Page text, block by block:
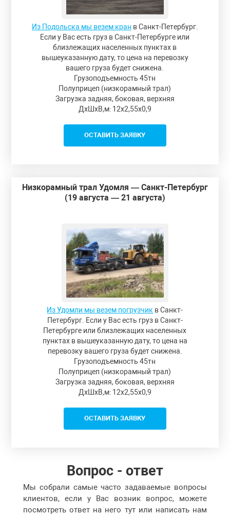
Из Подольска мы везем кран в Санкт-Петербург.
Если у Вас есть груз в Санкт-Петербурге или
близлежащих населенных пунктах в
вышеуказанную дату, то цена на перевозку
вашего груза будет снижена.
Грузоподъемность 45тн
Полуприцеп (низкорамный трал)
Загрузка задняя, боковая, верхняя
ДxШxВ,м: 12x2,55x0,9
ОСТАВИТЬ ЗАЯВКУ
Низкорамный трал Удомля — Санкт-Петербург
(19 августа — 21 августа)
Из Удомли мы везем погрузчик в Санкт-
Петербург. Если у Вас есть груз в Санкт-
Петербурге или близлежащих населенных
пунктах в вышеуказанную дату, то цена на
перевозку вашего груза будет снижена.
Грузоподъемность 45тн
Полуприцеп (низкорамный трал)
Загрузка задняя, боковая, верхняя
ДxШxВ,м: 12x2,55x0,9
ОСТАВИТЬ ЗАЯВКУ
Вопрос - ответ
Мы собрали самые часто задаваемые вопросы
клиентов, если у Вас возник вопрос, можете
посмотреть ответ на него тут или написать нам